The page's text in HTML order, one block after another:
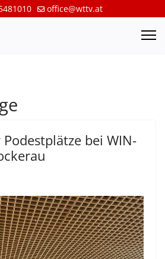
office@wttv.at
bei WIN-